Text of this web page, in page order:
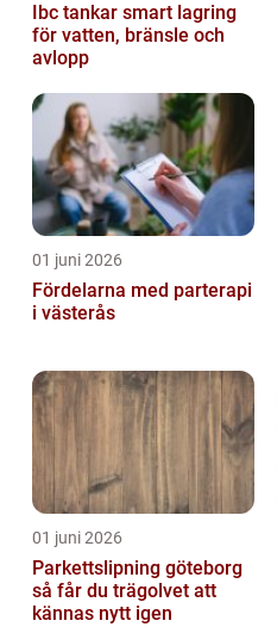
Ibc tankar smart lagring
för vatten, bränsle och
avlopp
01 juni 2026
Fördelarna med parterapi
i västerås
01 juni 2026
Parkettslipning göteborg
så får du trägolvet att
kännas nytt igen